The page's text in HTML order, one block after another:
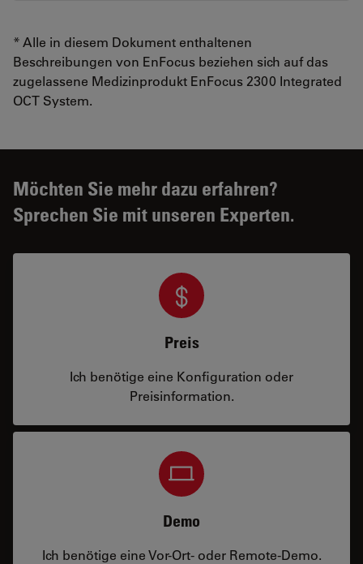
* Alle in diesem Dokument enthaltenen
Beschreibungen von EnFocus beziehen sich auf das
zugelassene Medizinprodukt EnFocus 2300 Integrated
OCT System.
Möchten Sie mehr dazu erfahren?
Sprechen Sie mit unseren Experten.
Preis
Ich benötige eine Konfiguration oder
Preisinformation.
Demo
Ich benötige eine Vor-Ort- oder Remote-Demo.